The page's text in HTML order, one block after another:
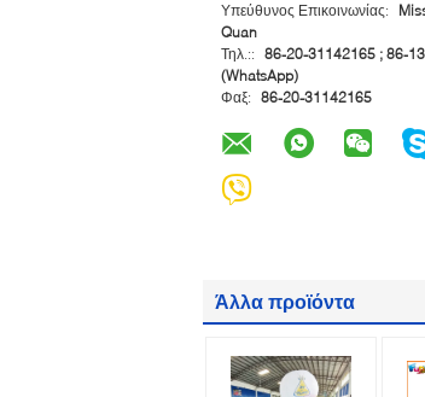
Υπεύθυνος Επικοινωνίας:
Quan
Τηλ.:: 86-20-31142165 ; 86-
(WhatsApp)
Φαξ: 86-20-31142165
Άλλα προϊόντα